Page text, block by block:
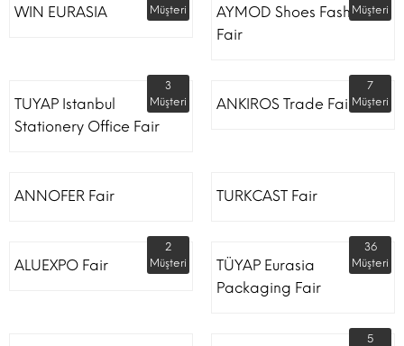
WIN EURASIA Müşteri
AYMOD Shoes Fashion
Fair
Müşteri
TUYAP Istanbul
Stationery Office Fair
3
Müşteri
ANKIROS Trade Fairs
7
Müşteri
ANNOFER Fair TURKCAST Fair
ALUEXPO Fair
2
Müşteri
TÜYAP Eurasia
Packaging Fair
36
Müşteri
5